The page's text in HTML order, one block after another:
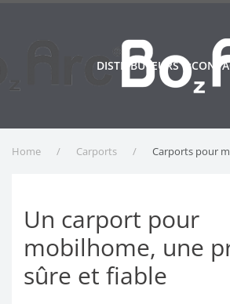
DISTRIBUTEURS
Home Carports Carports pour
Un carport pour
mobilhome, une
sûre et fiable